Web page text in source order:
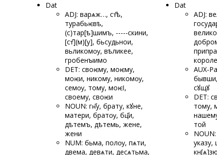
Dat
ADJ: варѧж…, ст҃ѣ,
турабьѥвѣ,
(с)тар[ѣ]шимъ, -----скини,
[ст҃](м)[у], бьсудьнои,
вьликомѹ, вѣликее,
гробенꙑимо
DET: своѥму, моѥму,
моѥи, никому, никомѹ,
семѹ, тому, моѥӏ,
своему, своѥи
NOUN: гн҃у, брату, кꙋне,
матери, братѹ, бц҃и,
дѣтемъ, дѣтемь, жене,
жени
NUM: бьма, полѹ, пѧти,
двема, девѧти, десѧтьма,
Dat
ADJ:
AUX-
сꙋщꙋ
DET:
тому,
той
указу,